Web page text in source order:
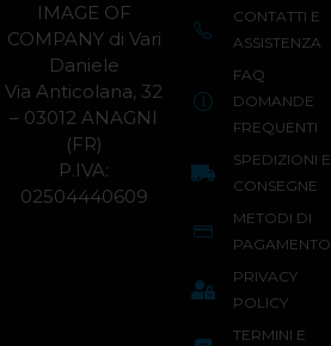
IMAGE OF
COMPANY di Vari
Daniele
Via Anticolana, 32
– 03012 ANAGNI
(FR)
P.IVA:
02504440609
CONTATTI E
ASSISTENZA
FAQ
DOMANDE
FREQUENTI
SPEDIZIONI E
CONSEGNE
METODI DI
PAGAMENTO
PRIVACY
POLICY
TERMINI E